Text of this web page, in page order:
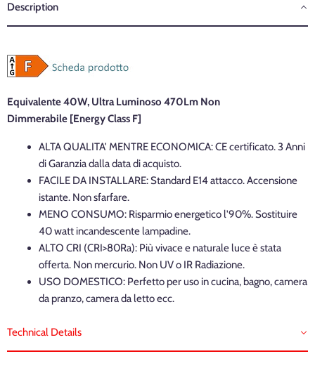
Description
Equivalente 40W, Ultra Luminoso 470Lm Non
Dimmerabile [Energy Class F]
ALTA QUALITA' MENTRE ECONOMICA: CE certificato. 3 Anni
di Garanzia dalla data di acquisto.
FACILE DA INSTALLARE: Standard E14 attacco. Accensione
istante. Non sfarfare.
MENO CONSUMO: Risparmio energetico l'90%. Sostituire
40 watt incandescente lampadine.
ALTO CRI (CRI>80Ra): Più vivace e naturale luce è stata
offerta. Non mercurio. Non UV o IR Radiazione.
USO DOMESTICO: Perfetto per uso in cucina, bagno, camera
da pranzo, camera da letto ecc.
Technical Details